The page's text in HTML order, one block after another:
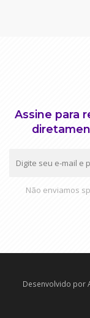
Assine para
Não enviamos
Desenvolvido por